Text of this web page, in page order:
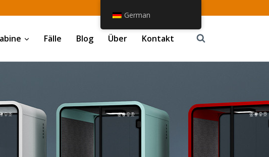
Fälle Blog Über Kontakt
German